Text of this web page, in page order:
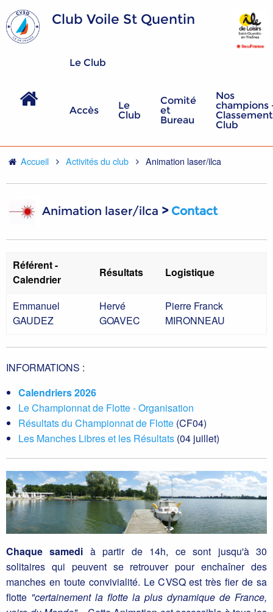
Club Voile St Quentin
Le Club
Accès
Le
Club
Comité
et
Bureau
Nos
champions
Club
Accueil Activités du club Animation laser/ilca
Animation laser/ilca > Contact
Référent -
Calendrier
Résultats Logistique
Emmanuel
GAUDEZ
Hervé
GOAVEC
Pierre Franck
MIRONNEAU
INFORMATIONS :
Calendriers 2026
Le Championnat de Flotte - Organisation
Résultats du Championnat de Flotte (CF04)
Les Manches Libres et les Résultats (04 juillet)
Chaque samedi à partir de 14h, ce sont jusqu'à 30
solitaires qui peuvent se retrouver pour enchaîner des
manches en toute convivialité. Le CVSQ est très fier de sa
flotte "certainement la flotte la plus dynamique de France,